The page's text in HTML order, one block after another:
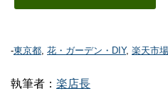
-東京都, 花・ガーデン・DIY, 楽天市場
執筆者： 楽店長